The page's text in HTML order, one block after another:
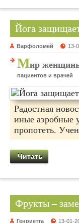
Йога
Варфоломей 13-
Мир
пациентов и врачей
Радостная
иные аэробные
пропотеть.
Читать
Фрукты –
Генриетта 13-01-